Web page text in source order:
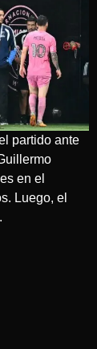
partido ante
en el
Luego, el